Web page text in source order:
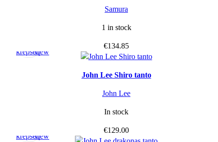
Samura
1 in stock
€134.85
krepšelįview
John Lee Shiro tanto
John Lee
In stock
€129.00
krepšelįview